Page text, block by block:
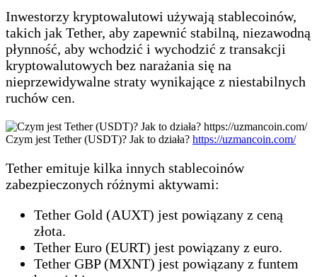
Inwestorzy kryptowalutowi używają stablecoinów,
takich jak Tether, aby zapewnić stabilną, niezawodną
płynność, aby wchodzić i wychodzić z transakcji
kryptowalutowych bez narażania się na
nieprzewidywalne straty wynikające z niestabilnych
ruchów cen.
Czym jest Tether (USDT)? Jak to działa? https://uzmancoin.com/
Tether emituje kilka innych stablecoinów
zabezpieczonych różnymi aktywami:
Tether Gold (AUXT) jest powiązany z ceną
złota.
Tether Euro (EURT) jest powiązany z euro.
Tether GBP (MXNT) jest powiązany z funtem